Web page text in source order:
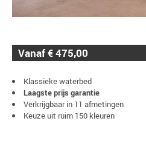
Vanaf € 475,00
Klassieke waterbed
Laagste prijs garantie
Verkrijgbaar in 11 afmetingen
Keuze uit ruim 150 kleuren